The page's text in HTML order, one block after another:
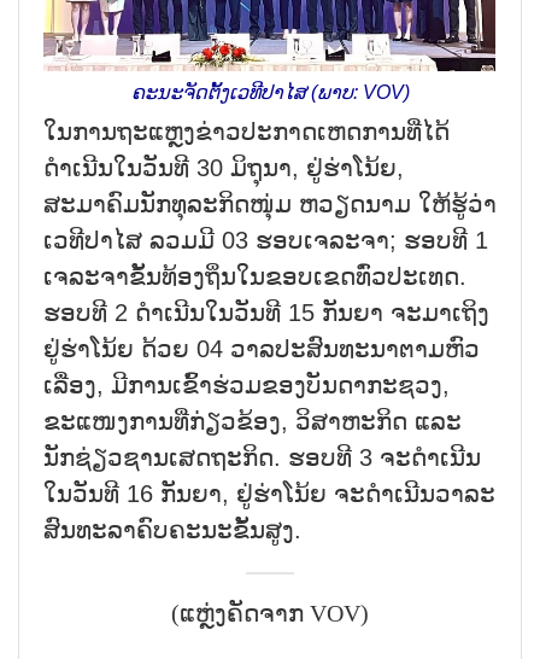
ຄະນະຈັດຕັ້ງເວທີປາໄສ (ພາບ: VOV)
ໃນການຖະແຫຼງຂ່າວປະກາດເຫດການທີ່ໄດ້
ດຳເນີນໃນວັນທີ 30 ມິຖຸນາ, ຢູ່ຮ່າໂນ້ຍ,
ສະມາຄົມນັກທຸລະກິດໜຸ່ມ ຫວຽດນາມ ໃຫ້ຮູ້ວ່າ
ເວທີປາໄສ ລວມມີ 03 ຮອບເຈລະຈາ; ຮອບທີ 1
ເຈລະຈາຂັ້ນທ້ອງຖິ່ນໃນຂອບເຂດທົ່ວປະເທດ.
ຮອບທີ 2 ດຳເນີນໃນວັນທີ 15 ກັນຍາ ຈະມາເຖິງ
ຢູ່ຮ່າໂນ້ຍ ດ້ວຍ 04 ວາລປະສົນທະນາຕາມຫົວ
ເລື່ອງ, ມີການເຂົ້າຮ່ວມຂອງບັນດາກະຊວງ,
ຂະແໜງການທີ່ກ່ຽວຂ້ອງ, ວິສາຫະກິດ ແລະ
ນັກຊ່ຽວຊານເສດຖະກິດ. ຮອບທີ 3 ຈະດຳເນີນ
ໃນວັນທີ 16 ກັນຍາ, ຢູ່ຮ່າໂນ້ຍ ຈະດຳເນີນວາລະ
ສົນທະລາຄົບຄະນະຂັ້ນສູງ.
(ແຫຼ່ງຄັດຈາກ VOV)